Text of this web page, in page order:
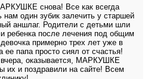
снова! Все как всегда
один зубик залечить у старшей
аншлаг. Родители с детьми шли
ребенка после лечения под общим
примерно трех лет уже в
папа просто сиял от счастья!
оказывается, МАРКУШКЕ
их и поздравили на сайте! Всем